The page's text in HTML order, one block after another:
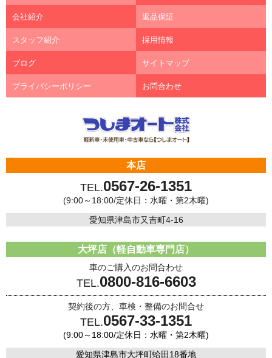
会社紹介 返品保証
スタッフ紹介 採用情報
ブログ サイトマップ
プライバシーポリシー お問合わせ
本店
TEL.0567-26-1351
(9:00～18:00/定休日：水曜・第2木曜)
愛知県津島市又吉町4-16
大坪店（軽自動車専門店）
車のご購入のお問合わせ
TEL.0800-816-6603
契約後の方、車検・整備のお問合せ
TEL.0567-33-1351
(9:00～18:00/定休日：水曜・第2木曜)
愛知県津島市大坪町蛤田18番地